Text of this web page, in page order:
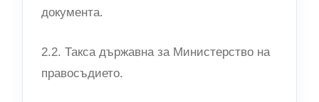
документа.
2.2. Такса държавна за Министерство на
правосъдието.